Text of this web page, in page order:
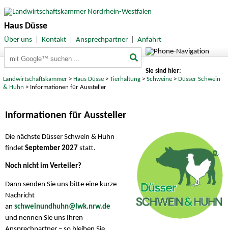
Haus Düsse
Über uns| Kontakt| Ansprechpartner| Anfahrt
Sie sind hier:
Landwirtschaftskammer > Haus Düsse >Tierhaltung >Schweine > Düsser Schwein
& Huhn > Informationen für Aussteller
Informationen für Aussteller
Die nächste Düsser Schwein & Huhn
findet September 2027 statt.
Noch nicht im Verteiler?
Dann senden Sie uns bitte eine kurze
Nachricht
an schweinundhuhn@lwk.nrw.de
und nennen Sie uns Ihren